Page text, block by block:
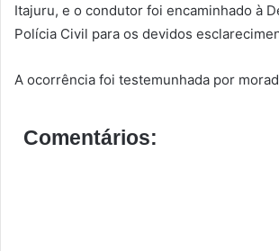
Itajuru, e o condutor foi encaminhado à
Polícia Civil para os devidos
A ocorrência foi testemunhada por
Comentários: